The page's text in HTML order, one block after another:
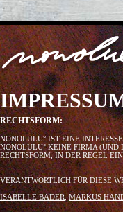
RECHTSFORM:
NONOLULU° IST EINE
NONOLULU° KEINE FIRMA (UND
RECHTSFORM, IN DER REGEL
VERANTWORTLICH FÜR DIESE
ISABELLE BADER,MARKUS